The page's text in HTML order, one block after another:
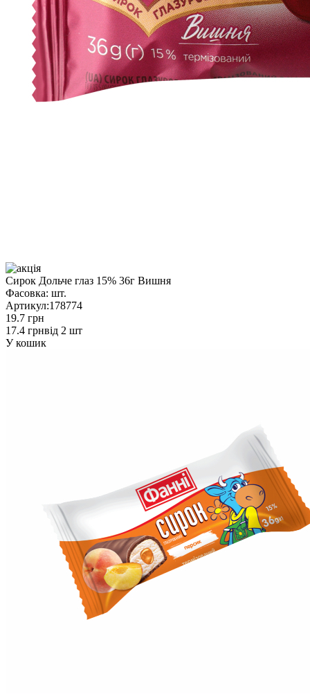
Сирок Дольче глаз 15% 36г Вишня
Фасовка: шт.
Артикул:178774
19.7 грн
17.4 грнвід 2 шт
У кошик